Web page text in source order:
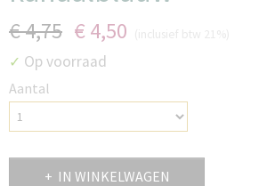
€ 4,75 € 4,50
✓ Op voorraad
Aantal
IN WINKELWAGEN